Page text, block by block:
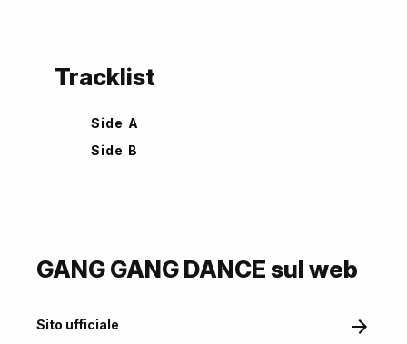
Tracklist
Side A
Side B
GANG GANG DANCE sul web
Sito ufficiale